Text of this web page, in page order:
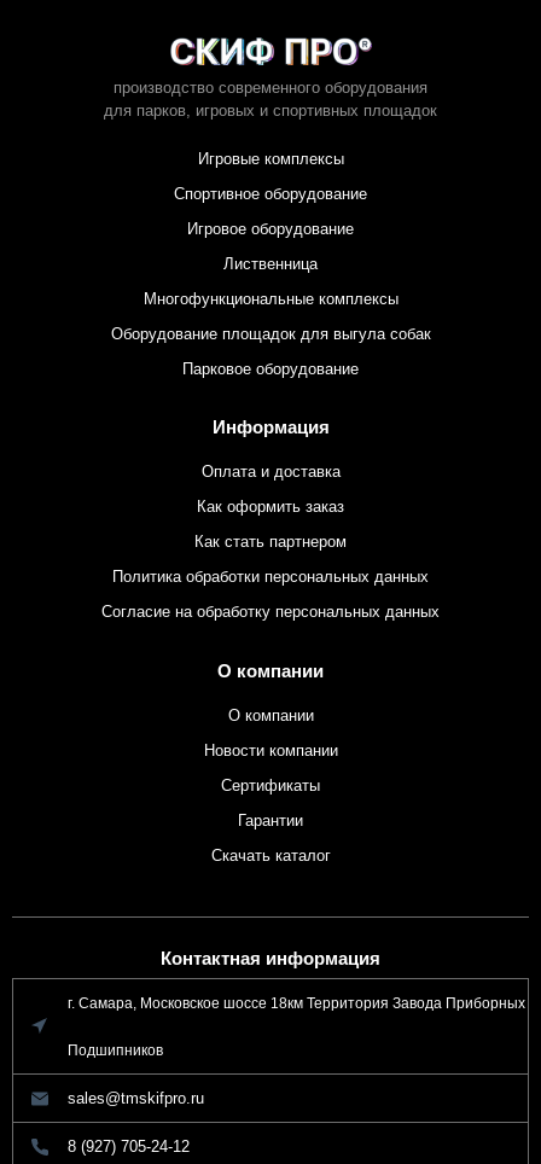
производство современного оборудования
для парков, игровых и спортивных площадок
Игровые комплексы
Спортивное оборудование
Игровое оборудование
Лиственница
Многофункциональные комплексы
Оборудование площадок для выгула собак
Парковое оборудование
Информация
Оплата и доставка
Как оформить заказ
Как стать партнером
Политика обработки персональных данных
Согласие на обработку персональных данных
О компании
О компании
Новости компании
Сертификаты
Гарантии
Скачать каталог
Контактная информация
г. Самара, Московское шоссе 18км Территория Завода Приборных
Подшипников
sales@tmskifpro.ru
8 (927) 705-24-12